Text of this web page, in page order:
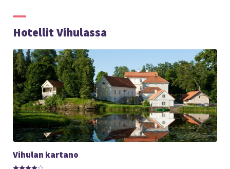
Hotellit Vihulassa
Vihulan kartano